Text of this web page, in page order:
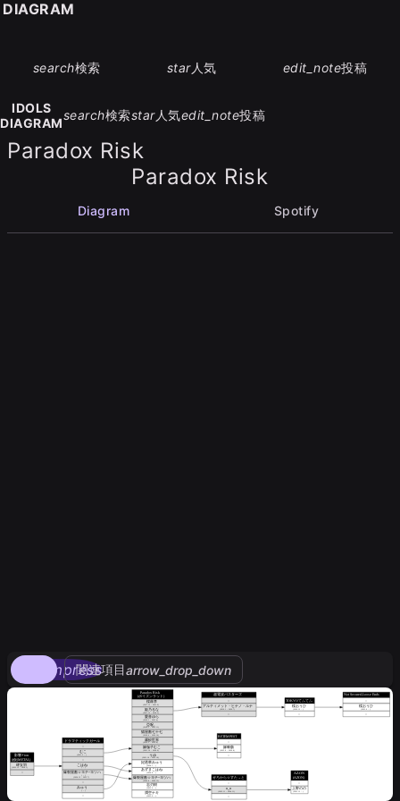
search検索 star人気 edit_note投稿
IDOLS
DIAGRAM
search検索star人気edit_note投稿
Paradox Risk
Paradox Risk
Diagram Spotify
compress
関連項目arrow_drop_down